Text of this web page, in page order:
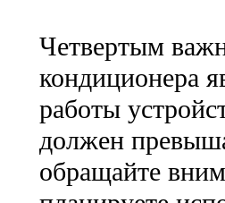
Четвертым
кондиционера
работы
должен
обращайте